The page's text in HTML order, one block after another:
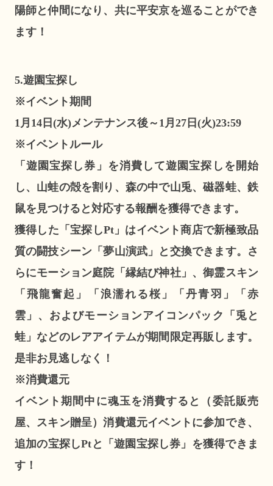
陽師と仲間になり、共に平安京を巡ることができ
ます！
5.遊園宝探し
※イベント期間
1月14日(水)メンテナンス後～1月27日(火)23:59
※イベントルール
「遊園宝探し券」を消費して遊園宝探しを開始
し、山蛙の殻を割り、森の中で山兎、磁器蛙、鉄
鼠を見つけると対応する報酬を獲得できます。
獲得した「宝探しPt」はイベント商店で新極致品
質の闘技シーン「夢山演武」と交換できます。さ
らにモーション庭院「縁結び神社」、御霊スキン
「飛龍奮起」「浪濡れる桜」「丹青羽」「赤
雲」、およびモーションアイコンパック「兎と
蛙」などのレアアイテムが期間限定再販します。
是非お見逃しなく！
※消費還元
イベント期間中に魂玉を消費すると（委託販売
屋、スキン贈呈）消費還元イベントに参加でき、
追加の宝探しPtと「遊園宝探し券」を獲得できま
す！